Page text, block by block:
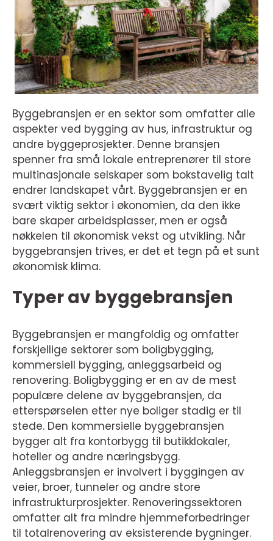
Byggebransjen er en sektor som omfatter alle
aspekter ved bygging av hus, infrastruktur og
andre byggeprosjekter. Denne bransjen
spenner fra små lokale entreprenører til store
multinasjonale selskaper som bokstavelig talt
endrer landskapet vårt. Byggebransjen er en
svært viktig sektor i økonomien, da den ikke
bare skaper arbeidsplasser, men er også
nøkkelen til økonomisk vekst og utvikling. Når
byggebransjen trives, er det et tegn på et sunt
økonomisk klima.
Typer av byggebransjen
Byggebransjen er mangfoldig og omfatter
forskjellige sektorer som boligbygging,
kommersiell bygging, anleggsarbeid og
renovering. Boligbygging er en av de mest
populære delene av byggebransjen, da
etterspørselen etter nye boliger stadig er til
stede. Den kommersielle byggebransjen
bygger alt fra kontorbygg til butikklokaler,
hoteller og andre næringsbygg.
Anleggsbransjen er involvert i byggingen av
veier, broer, tunneler og andre store
infrastrukturprosjekter. Renoveringssektoren
omfatter alt fra mindre hjemmeforbedringer
til totalrenovering av eksisterende bygninger.